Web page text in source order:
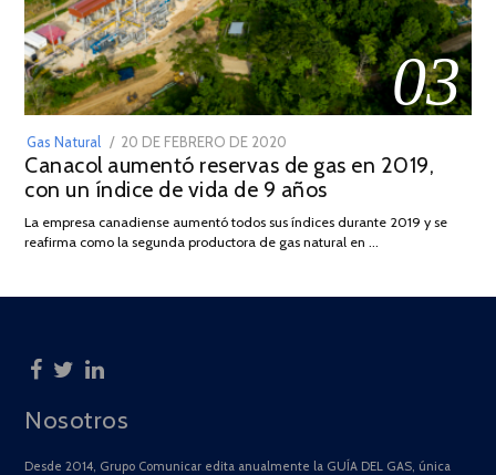
03
Gas Natural
POSTED
ON
20 DE FEBRERO DE 2020
DE
JULIO
2025
Canacol aumentó reservas de gas en 2019,
con un índice de vida de 9 años
La empresa canadiense aumentó todos sus índices durante 2019 y se
reafirma como la segunda productora de gas natural en …
Nosotros
Desde 2014, Grupo Comunicar edita anualmente la GUÍA DEL GAS, única